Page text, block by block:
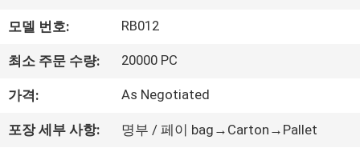
대
공
모델 번호: RB012
최소 주문 수량: 20000 PC
가격: As Negotiated
포장 세부 사항: 명부 / 페이 bag→Carton→Pallet